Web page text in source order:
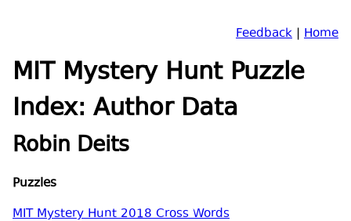
Feedback | Home
MIT Mystery Hunt Puzzle
Index: Author Data
Robin Deits
Puzzles
MIT Mystery Hunt 2018 Cross Words